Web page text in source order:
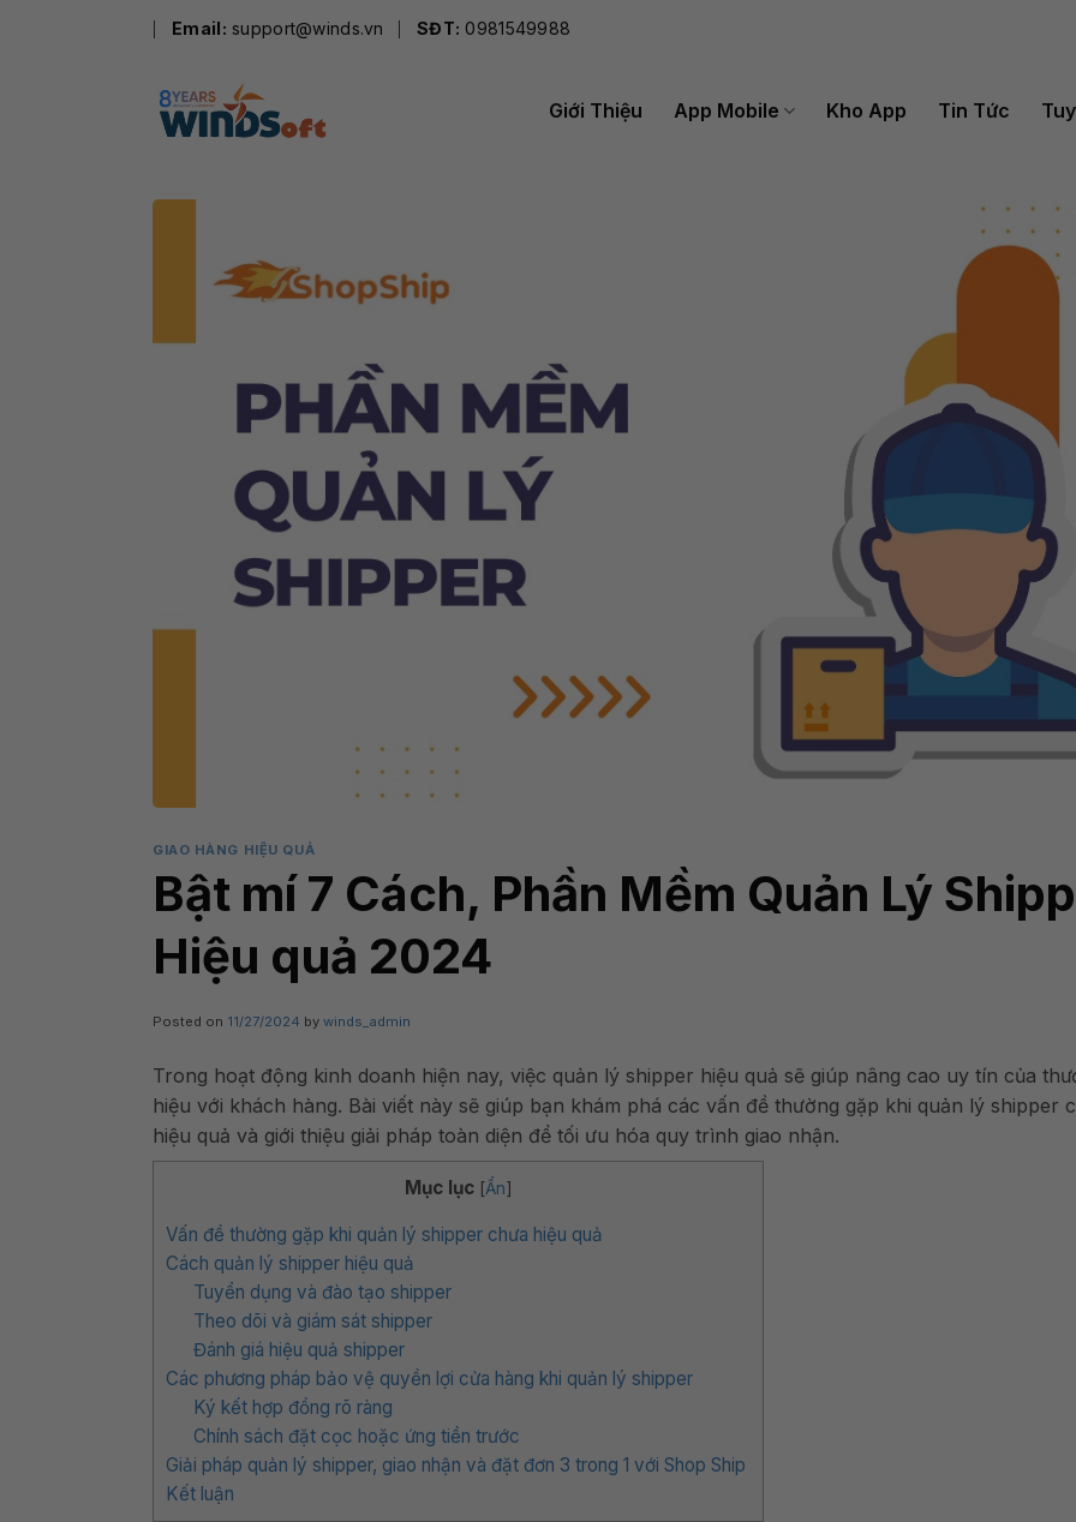
SĐT: 0981549988
Email: support@winds.vn
Giới Thiệu App Mobile Kho App Tin Tức
GIAO HÀNG HIỆU QUẢ
Bật mí 7 Cách, Phần Mềm Quản Lý
Hiệu quả 2024
Posted on 11/27/2024 by winds_admin
Trong hoạt động kinh doanh hiện nay, việc quản lý shipper hiệu quả sẽ giúp nâng cao uy tín của
hiệu với khách hàng. Bài viết này sẽ giúp bạn khám phá các vấn đề thường gặp khi quản lý shipper
hiệu quả và giới thiệu giải pháp toàn diện để tối ưu hóa quy trình giao nhận.
Mục lục [Ẩn]
Vấn đề thường gặp khi quản lý shipper chưa hiệu quả
Cách quản lý shipper hiệu quả
Tuyển dụng và đào tạo shipper
Theo dõi và giám sát shipper
Đánh giá hiệu quả shipper
Các phương pháp bảo vệ quyền lợi cửa hàng khi quản lý shipper
Ký kết hợp đồng rõ ràng
Chính sách đặt cọc hoặc ứng tiền trước
Giải pháp quản lý shipper, giao nhận và đặt đơn 3 trong 1 với Shop Ship
Kết luận